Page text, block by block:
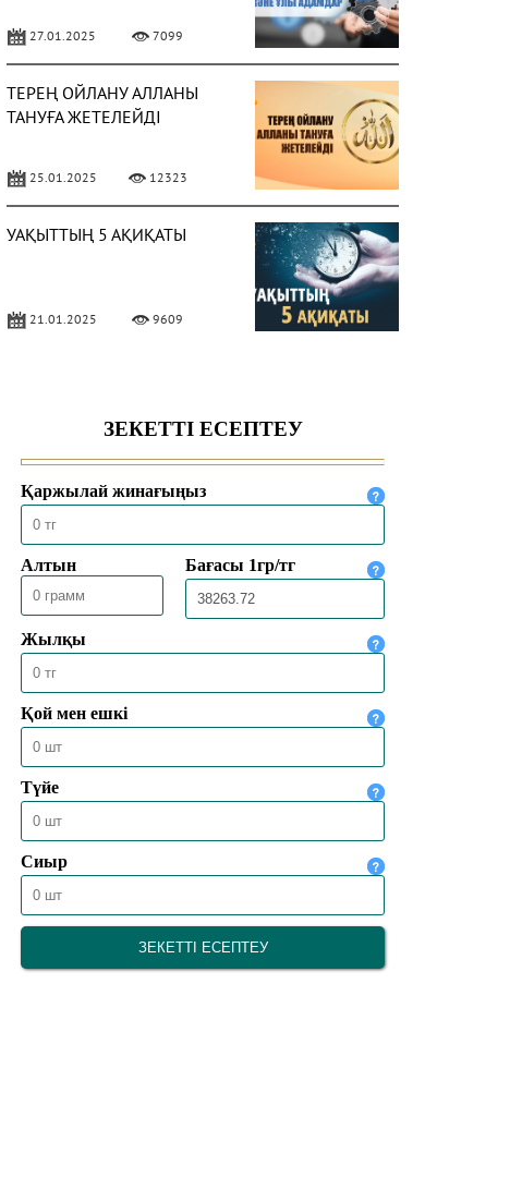
27.01.2025 7099
ТЕРЕҢ ОЙЛАНУ АЛЛАНЫ
ТАНУҒА ЖЕТЕЛЕЙДІ
25.01.2025 12323
УАҚЫТТЫҢ 5 АҚИҚАТЫ
21.01.2025 9609
28.10.2024 6981
ПАЙҒАМБАР СҮЙГЕН
ЖЕМІСТЕР
26.10.2024